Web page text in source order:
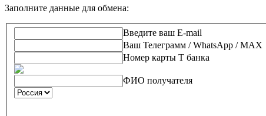
Заполните данные для обмена:
Введите ваш E-mail
Ваш Телеграмм / WhatsApp / MAX
Номер карты Т банка
ФИО получателя